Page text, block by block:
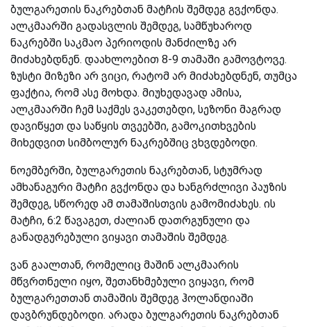
ბულგარეთის ნაკრებთან მატჩის შემდეგ გვქონდა.
ალკმაარში გადასვლის შემდეგ, სამწუხაროდ
ნაკრებში საკმაო პერიოდის მანძილზე არ
მიძახებდნენ. დაახლოებით 8-9 თამაში გამოვტოვე.
ზუსტი მიზეზი არ ვიცი, რატომ არ მიძახებდნენ, თუმცა
ფაქტია, რომ ასე მოხდა. მიუხედავად ამისა,
ალკმაარში ჩემ საქმეს ვაკეთებდი, სეზონი მაგრად
დავიწყეთ და საწყის თვეებში, გამოკითხვების
მიხედვით სიმბოლურ ნაკრებშიც ვხვდებოდი.
ნოემბერში, ბულგარეთის ნაკრებთან, სტუმრად
ამხანაგური მატჩი გვქონდა და ხანგრძლივი პაუზის
შემდეგ, სწორედ ამ თამაშისთვის გამომიძახეს. ის
მატჩი, 6:2 წავაგეთ, ძალიან დათრგუნული და
განადგურებული ვიყავი თამაშის შემდეგ.
ვან გაალთან, რომელიც მაშინ ალკმაარის
მწვრთნელი იყო, შეთანხმებული ვიყავი, რომ
ბულგარეთთან თამაშის შემდეგ ჰოლანდიაში
დავბრუნდებოდი. არადა ბულგარეთის ნაკრებთან